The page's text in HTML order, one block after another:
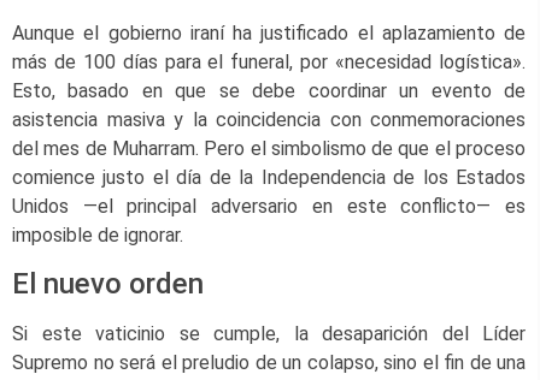
Aunque el gobierno iraní ha justificado el aplazamiento de
más de 100 días para el funeral, por «necesidad logística».
Esto, basado en que se debe coordinar un evento de
asistencia masiva y la coincidencia con conmemoraciones
del mes de Muharram. Pero el simbolismo de que el proceso
comience justo el día de la Independencia de los Estados
Unidos —el principal adversario en este conflicto— es
imposible de ignorar.
El nuevo orden
Si este vaticinio se cumple, la desaparición del Líder
Supremo no será el preludio de un colapso, sino el fin de una